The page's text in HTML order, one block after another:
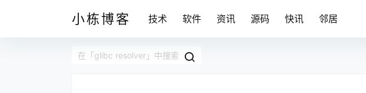
小栋博客 技术 软件 资讯 源码 快讯 邻居